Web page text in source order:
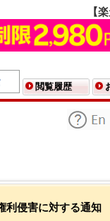
【
閲覧履歴
利侵害に対する通知